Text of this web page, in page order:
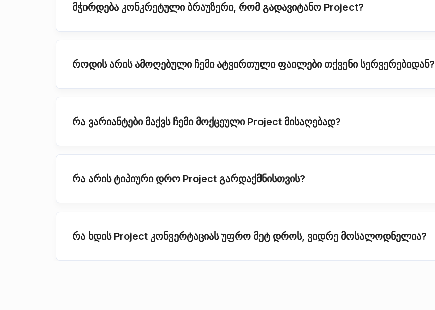
მჭირდება კონკრეტული ბრაუზერი, რომ გადავიტანო Project?
როდის არის ამოღებული ჩემი ატვირთული ფაილები თქვენი სერვერებიდან?
რა ვარიანტები მაქვს ჩემი მოქცეული Project მისაღებად?
რა არის ტიპიური დრო Project გარდაქმნისთვის?
რა ხდის Project კონვერტაციას უფრო მეტ დროს, ვიდრე მოსალოდნელია?